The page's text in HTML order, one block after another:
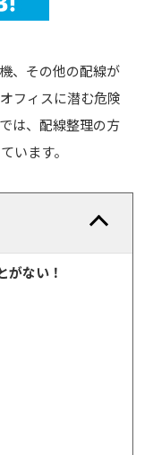
、その他の配線が
フィスに潜む危険
は、配線整理の方
います。
がない！